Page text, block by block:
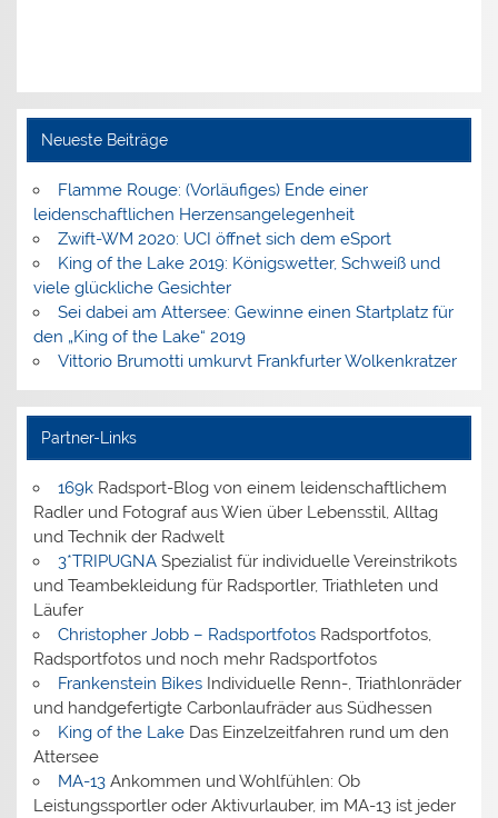
Neueste Beiträge
Flamme Rouge: (Vorläufiges) Ende einer
leidenschaftlichen Herzensangelegenheit
Zwift-WM 2020: UCI öffnet sich dem eSport
King of the Lake 2019: Königswetter, Schweiß und
viele glückliche Gesichter
Sei dabei am Attersee: Gewinne einen Startplatz für
den „King of the Lake“ 2019
Vittorio Brumotti umkurvt Frankfurter Wolkenkratzer
Partner-Links
169kRadsport-Blog von einem leidenschaftlichem
Radler und Fotograf aus Wien über Lebensstil, Alltag
und Technik der Radwelt
3*TRIPUGNASpezialist für individuelle Vereinstrikots
und Teambekleidung für Radsportler, Triathleten und
Läufer
Christopher Jobb – RadsportfotosRadsportfotos,
Radsportfotos und noch mehr Radsportfotos
Frankenstein BikesIndividuelle Renn-, Triathlonräder
und handgefertigte Carbonlaufräder aus Südhessen
King of the LakeDas Einzelzeitfahren rund um den
Attersee
MA-13Ankommen und Wohlfühlen: Ob
Leistungssportler oder Aktivurlauber, im MA-13 ist jeder